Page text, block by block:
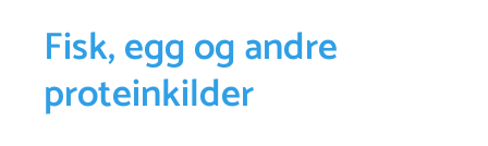
Fisk, egg og andre
proteinkilder